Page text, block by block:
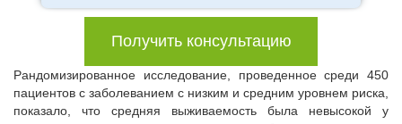
Получить консультацию
Рандомизированное исследование, проведенное среди 450
пациентов с заболеванием с низким и средним уровнем риска,
показало, что средняя выживаемость была невысокой у